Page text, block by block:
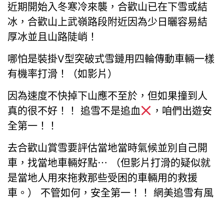
近期開始入冬寒冷來襲，合歡山已在下雪或結
冰，合歡山上武嶺路段附近因為少日曬容易結
厚冰並且山路陡峭！
哪怕是裝掛V型突破式雪鏈用四輪傳動車輛一樣
有機率打滑！（如影片）
因為速度不快掉下山應不至於，但如果撞到人
真的很不好！！ 追雪不是追血
，咱們出遊安
全第一！！
去合歡山賞雪要評估當地當時氣候並別自己開
車，找當地車輛好點⋯ （但影片打滑的疑似就
是當地人用來拖救那些受困的車輛用的救援
車。） 不管如何，安全第一！！ 網美追雪有風